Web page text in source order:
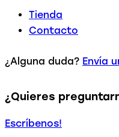
Tienda
Contacto
¿Alguna duda? Envía
¿Quieres
Escríbenos!